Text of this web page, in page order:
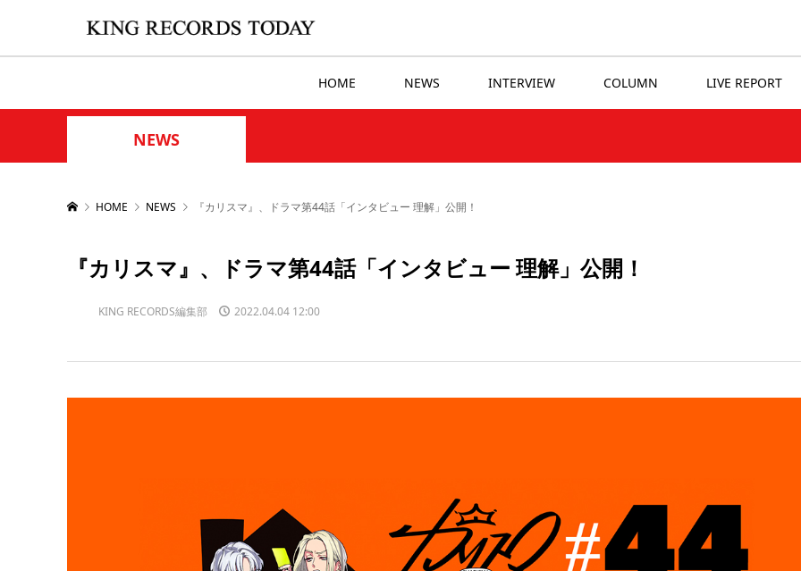
HOME NEWS INTERVIEW COLUMN LIVE REPORT
NEWS
HOME NEWS 『カリスマ』、ドラマ第44話「インタビュー 理解」公開！
『カリスマ』、ドラマ第44話「インタビュー 理解」公開！
KING RECORDS編集部 2022.04.04 12:00